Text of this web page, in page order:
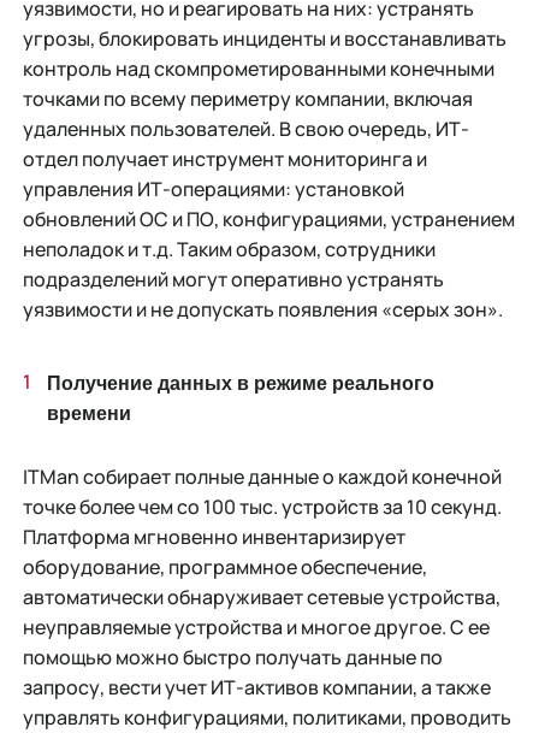
уязвимости, но и реагировать на них: устранять
угрозы, блокировать инциденты и восстанавливать
контроль над скомпрометированными конечными
точками по всему периметру компании, включая
удаленных пользователей. В свою очередь, ИТ-
отдел получает инструмент мониторинга и
управления ИТ-операциями: установкой
обновлений ОС и ПО, конфигурациями, устранением
неполадок и т.д. Таким образом, сотрудники
подразделений могут оперативно устранять
уязвимости и не допускать появления «серых зон».
Получение данных в режиме реального
времени
ITMan собирает полные данные о каждой конечной
точке более чем со 100 тыс. устройств за 10 секунд.
Платформа мгновенно инвентаризирует
оборудование, программное обеспечение,
автоматически обнаруживает сетевые устройства,
неуправляемые устройства и многое другое. С ее
помощью можно быстро получать данные по
запросу, вести учет ИТ-активов компании, а также
управлять конфигурациями, политиками, проводить